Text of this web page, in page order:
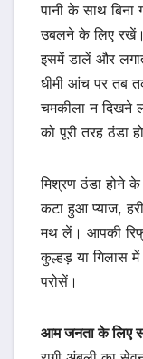
पानी के साथ
उबलने के लिए रखें।
इसमें डालें और
धीमी आंच पर तब
चमकीला न दिखने
को पूरी तरह ठंडा
मिश्रण ठंडा होने
कटा हुआ प्याज,
मथ लें। आपकी
कुल्हड़ या गिलास
परोसें।
आम जनता के लिए